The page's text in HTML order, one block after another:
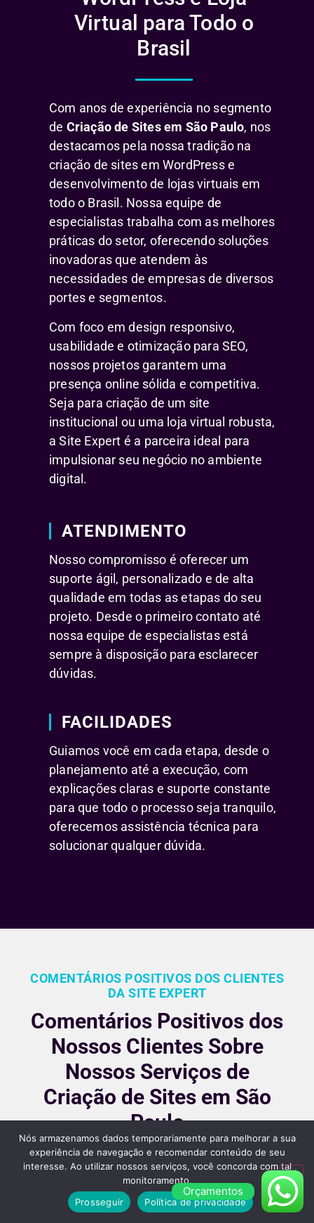
Virtual para Todo o
Brasil
Com anos de experiência no segmento
de Criação de Sites em São Paulo, nos
destacamos pela nossa tradição na
criação de sites em WordPress e
desenvolvimento de lojas virtuais em
todo o Brasil. Nossa equipe de
especialistas trabalha com as melhores
práticas do setor, oferecendo soluções
inovadoras que atendem às
necessidades de empresas de diversos
portes e segmentos.
Com foco em design responsivo,
usabilidade e otimização para SEO,
nossos projetos garantem uma
presença online sólida e competitiva.
Seja para criação de um site
institucional ou uma loja virtual robusta,
a Site Expert é a parceira ideal para
impulsionar seu negócio no ambiente
digital.
ATENDIMENTO
Nosso compromisso é oferecer um
suporte ágil, personalizado e de alta
qualidade em todas as etapas do seu
projeto. Desde o primeiro contato até
nossa equipe de especialistas está
sempre à disposição para esclarecer
dúvidas.
FACILIDADES
Guiamos você em cada etapa, desde o
planejamento até a execução, com
explicações claras e suporte constante
para que todo o processo seja tranquilo,
oferecemos assistência técnica para
solucionar qualquer dúvida.
COMENTÁRIOS POSITIVOS DOS CLIENTES
DA SITE EXPERT
Comentários Positivos dos
Nossos Clientes Sobre
Nossos Serviços de
Criação de Sites em São
Paulo
Nossos clientes são fiéis pois gostara dos nossos
serviços e nos recomendam, veja alguns desses
comentários:Orçamentos
Nós armazenamos dados temporariamente para melhorar a sua
experiência de navegação e recomendar conteúdo de seu
interesse. Ao utilizar nossos serviços, você concorda com tal
monitoramento.
Prosseguir
Política de privacidade